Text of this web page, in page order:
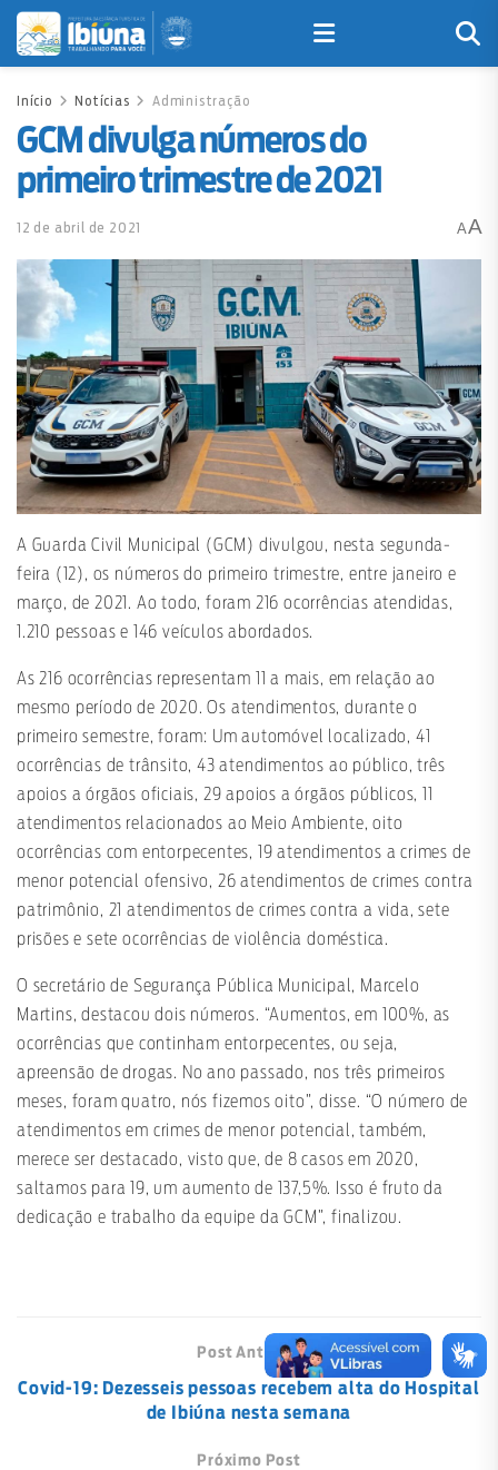
Início Notícias Administração
GCM divulga números do
primeiro trimestre de 2021
12 de abril de 2021 AA
A Guarda Civil Municipal (GCM) divulgou, nesta segunda-
feira (12), os números do primeiro trimestre, entre janeiro e
março, de 2021. Ao todo, foram 216 ocorrências atendidas,
1.210 pessoas e 146 veículos abordados.
As 216 ocorrências representam 11 a mais, em relação ao
mesmo período de 2020. Os atendimentos, durante o
primeiro semestre, foram: Um automóvel localizado, 41
ocorrências de trânsito, 43 atendimentos ao público, três
apoios a órgãos oficiais, 29 apoios a órgãos públicos, 11
atendimentos relacionados ao Meio Ambiente, oito
ocorrências com entorpecentes, 19 atendimentos a crimes de
menor potencial ofensivo, 26 atendimentos de crimes contra
patrimônio, 21 atendimentos de crimes contra a vida, sete
prisões e sete ocorrências de violência doméstica.
O secretário de Segurança Pública Municipal, Marcelo
Martins, destacou dois números. “Aumentos, em 100%, as
ocorrências que continham entorpecentes, ou seja,
apreensão de drogas. No ano passado, nos três primeiros
meses, foram quatro, nós fizemos oito”, disse. “O número de
atendimentos em crimes de menor potencial, também,
merece ser destacado, visto que, de 8 casos em 2020,
saltamos para 19, um aumento de 137,5%. Isso é fruto da
dedicação e trabalho da equipe da GCM”, finalizou.
Post Anterior
Covid-19: Dezesseis pessoas recebem alta do Hospital
de Ibiúna nesta semana
Próximo Post